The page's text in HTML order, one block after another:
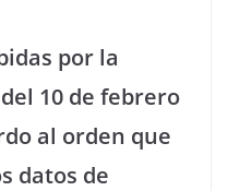
por la
10 de febrero
al orden que
datos de